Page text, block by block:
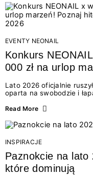
zmysłami: przez
orzeźwiający zapach i
NEONAIL łączy siły z
na styku jedzenia i
EVENTY NEONAIL
Konkurs
000 zł na urlop
Lato 2026 oficjalnie
oparta na swobodzie i
doświadczenia wakacji –
Motywem przewodnim
letnich momentów. Z tej
wyjątkowego: wielki
najgorętszych trendów w...
Read More
INSPIRACJE
Paznokcie na lato
które dominują